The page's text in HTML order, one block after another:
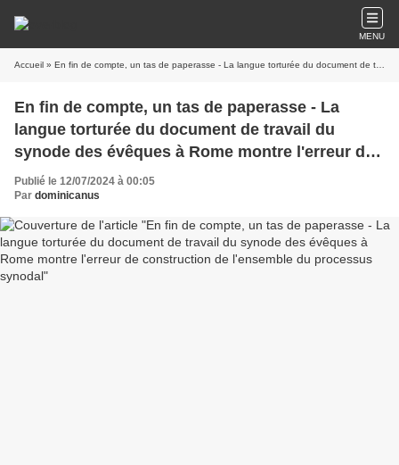
MENU
Accueil » En fin de compte, un tas de paperasse - La langue torturée du document de travail du synode des évêques à Rome montre l'erreur de construction de l'ensemble du processus synodal
En fin de compte, un tas de paperasse - La
langue torturée du document de travail du
synode des évêques à Rome montre l'erreur de
construction de l'ensemble du processus
synodal
Publié le 12/07/2024 à 00:05
Par dominicanus